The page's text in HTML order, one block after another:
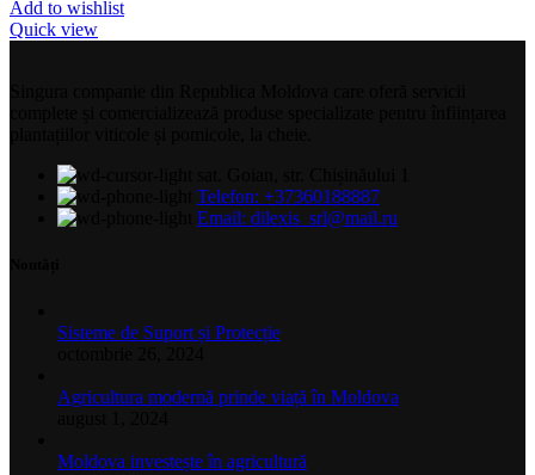
Add to wishlist
Quick view
Telefon: +37360188887
Email: dilexis_srl@mail.ru
Sisteme de Suport și Protecție
Agricultura modernă prinde viață în Moldova
Moldova investește în agricultură